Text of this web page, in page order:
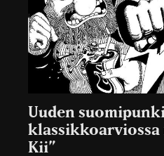
Uuden
klassikkoarviossa
Kii”